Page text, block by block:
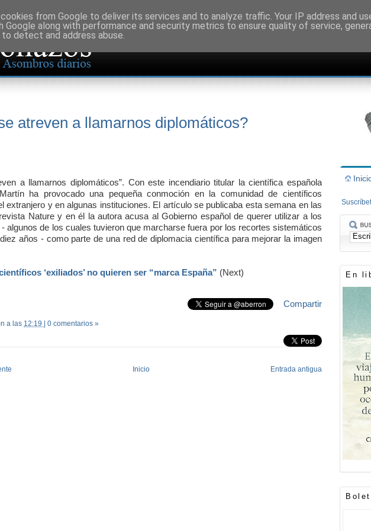
atreven a llamarnos diplomáticos?
a llamarnos diplomáticos”. Con este incendiario titular la científica española
ha provocado una pequeña conmoción en la comunidad de científicos
extranjero y en algunas instituciones. El artículo se publicaba esta semana en las
Nature y en él la autora acusa al Gobierno español de querer utilizar a los
algunos de los cuales tuvieron que marcharse fuera por los recortes sistemáticos
años - como parte de una red de diplomacia científica para mejorar la imagen
‘exiliados’ no quieren ser “marca España” (Next)
Compartir
a las 12:19 | 0 comentarios »
Entrada antigua
Inicio
En
from Google to deliver its services and to analyze traffic. Your IP address and
Google along with performance and security metrics to ensure quality of service,
detect and address abuse.